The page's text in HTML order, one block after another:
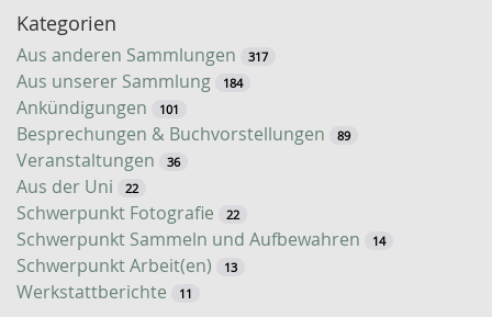
S
u
c
h
e
Kategorien
Aus anderen Sammlungen 317
Aus unserer Sammlung 184
Ankündigungen 101
Besprechungen & Buchvorstellungen 89
Veranstaltungen 36
Aus der Uni 22
Schwerpunkt Fotografie 22
Schwerpunkt Sammeln und Aufbewahren 14
Schwerpunkt Arbeit(en) 13
Werkstattberichte 11